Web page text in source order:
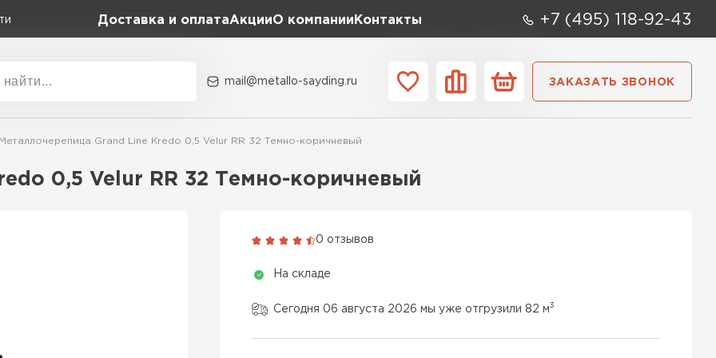
Доставка и оплатаАкцииО компании Контакты +7 (495) 118-92-43
Коллекция
Classic Grand Line
Доборные элементы
mail@metallo-sayding.ru ЗАКАЗАТЬ ЗВОНОК
Металлочерепица Grand Line Kredo 0,5 Velur RR 32 Темно-коричневый
0,5 Velur RR 32 Темно-коричневый
0 отзывов
На складе
Сегодня 06 августа 2026 мы уже отгрузили 82 м3